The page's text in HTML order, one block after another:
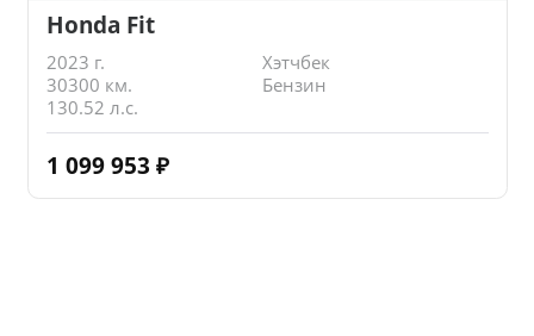
Honda Fit
2023 г.
Хэтчбек
30300 км.
Бензин
130.52 л.с.
1 099 953 ₽